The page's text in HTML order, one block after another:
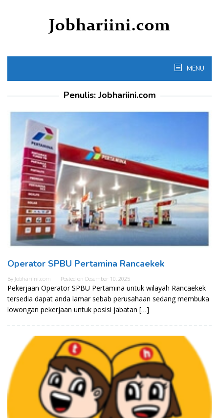
MENU
Penulis: Jobhariini.com
Operator SPBU Pertamina Rancaekek
By Jobhariini.com Posted on Desember 10, 2025
Pekerjaan Operator SPBU Pertamina untuk wilayah Rancaekek
tersedia dapat anda lamar sebab perusahaan sedang membuka
lowongan pekerjaan untuk posisi jabatan […]